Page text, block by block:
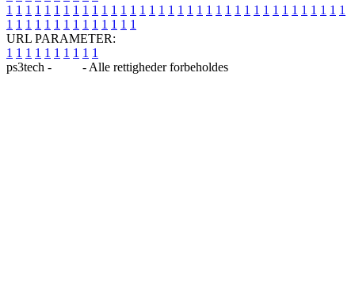
1 1 1 1 1 1 1 1 1 1 1 1 1 1 1 1 1 1 1 1 1 1 1 1 1 1 1 1 1 1 1 1 1 1 1 1
1 1 1 1 1 1 1 1 1 1 1 1 1 1
URL PARAMETER:
1 1 1 1 1 1 1 1 1 1
ps3tech -
- Alle rettigheder forbeholdes